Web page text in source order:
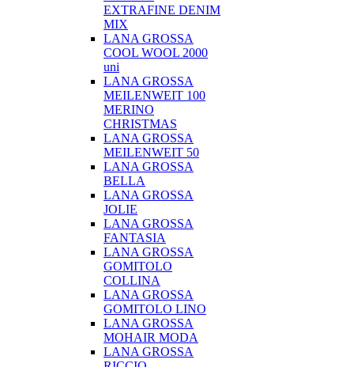
EXTRAFINE DENIM
MIX
LANA GROSSA
COOL WOOL 2000
uni
LANA GROSSA
MEILENWEIT 100
MERINO
CHRISTMAS
LANA GROSSA
MEILENWEIT 50
LANA GROSSA
BELLA
LANA GROSSA
JOLIE
LANA GROSSA
FANTASIA
LANA GROSSA
GOMITOLO
COLLINA
LANA GROSSA
GOMITOLO LINO
LANA GROSSA
MOHAIR MODA
LANA GROSSA